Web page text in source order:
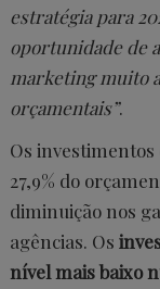
estratégia para
oportunidade de
marketing muito
orçamentais”.
Os investimentos
27,9% do
diminuição nos
agências. Os
nível mais baixo